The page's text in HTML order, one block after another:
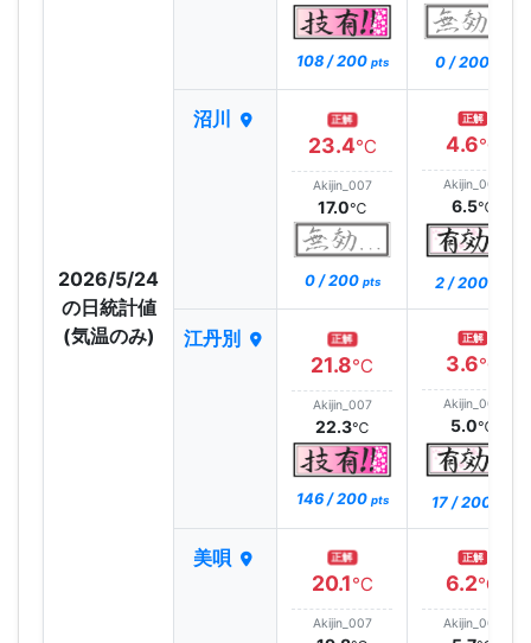
2026/5/24
の日統計値
(気温のみ)
108 / 200 pts 0 / 200
沼川 正解
23.4℃
Akijin_007
17.0℃
0 / 200 pts
正解
4.6℃
Akijin_007
6.5℃
2 / 200
江丹別 正解
21.8℃
Akijin_007
22.3℃
146 / 200 pts
正解
3.6℃
Akijin_007
5.0℃
17 / 200
美唄 正解
20.1℃
Akijin_007
正解
6.2℃
Akijin_007